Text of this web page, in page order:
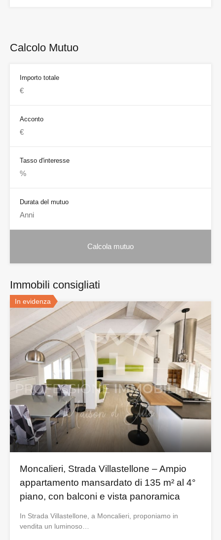
Calcolo Mutuo
Importo totale
Acconto
Tasso d'interesse
Durata del mutuo
Immobili consigliati
In evidenza
Moncalieri, Strada Villastellone – Ampio
appartamento mansardato di 135 m² al 4°
piano, con balconi e vista panoramica
In Strada Villastellone, a Moncalieri, proponiamo in
vendita un luminoso…